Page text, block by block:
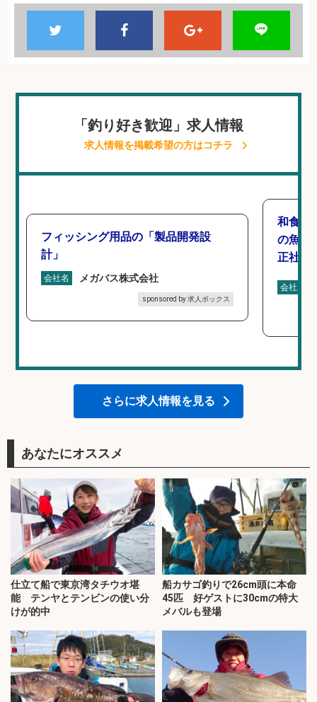
「釣り好き歓迎」求人情報
求人情報を掲載希望の方はコチラ
フィッシング用品の「製品開発設
計」
会社名 メガバス株式会社
sponsored by 求人ボックス
和食,
の魚と
正社員
会社名
さらに求人情報を見る
あなたにオススメ
仕立て船で東京湾タチウオ堪
能 テンヤとテンビンの使い分
けが的中
船カサゴ釣りで26cm頭に本命
45匹 好ゲストに30cmの特大
メバルも登場